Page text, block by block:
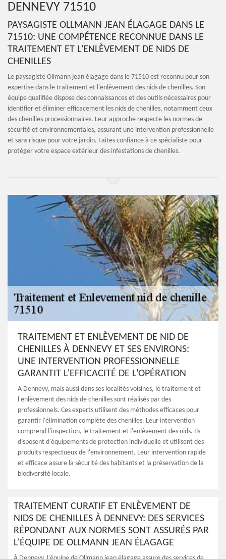
DENNEVY 71510
PAYSAGISTE OLLMANN JEAN ÉLAGAGE DANS LE
71510: UNE COMPÉTENCE RECONNUE DANS LE
TRAITEMENT ET L'ENLÈVEMENT DE NIDS DE
CHENILLES
Le paysagiste Ollmann jean élagage dans le 71510 est reconnu pour son
expertise dans le traitement et l'enlèvement des nids de chenilles. Son
équipe qualifiée dispose des connaissances et des outils nécessaires pour
identifier et éliminer efficacement les nids de chenilles, notamment ceux
des chenilles processionnaires. Leur approche respecte les normes de
sécurité et environnementales, assurant une intervention professionnelle
et sans risque pour votre jardin. Faites confiance à ce spécialiste pour
protéger votre espace extérieur des infestations de chenilles.
TRAITEMENT ET ENLÈVEMENT DE NID DE
CHENILLES À DENNEVY ET SES ENVIRONS:
UNE INTERVENTION PROFESSIONNELLE
GARANTIT L'EFFICACITÉ DE L'OPÉRATION
A Dennevy, mais aussi dans ses localités voisines, le traitement et
l'enlèvement des nids de chenilles sont réalisés par des
professionnels. Ces experts utilisent des méthodes efficaces pour
garantir l'élimination complète des chenilles. Leur intervention
comprend l'inspection, le traitement et l'enlèvement des nids. Ils
disposent d'équipements de protection individuelle et utilisent des
produits respectueux de l'environnement. Leur intervention rapide
et efficace assure la sécurité des habitants et la préservation de la
biodiversité locale.
TRAITEMENT CURATIF ET ENLÈVEMENT DE
NIDS DE CHENILLES À DENNEVY: DES SERVICES
RÉPONDANT AUX NORMES SONT ASSURÉS PAR
L'ÉQUIPE DE OLLMANN JEAN ÉLAGAGE